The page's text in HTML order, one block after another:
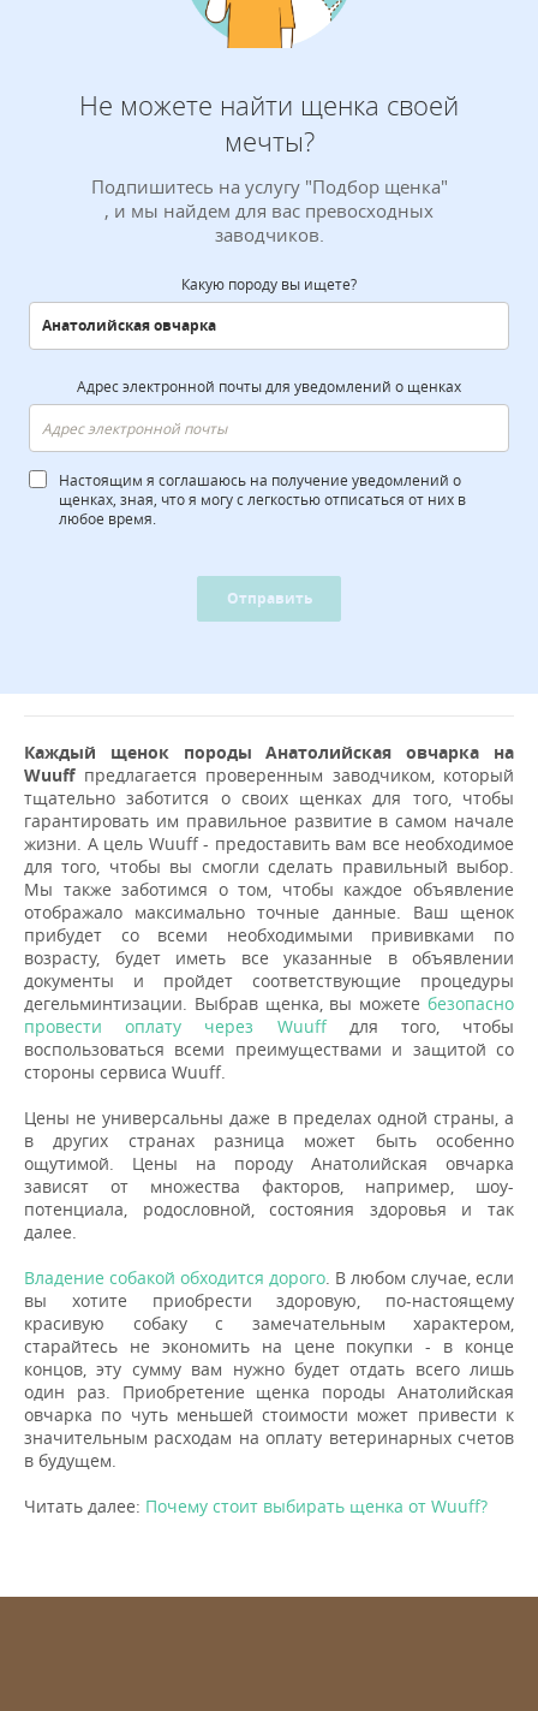
Не можете найти щенка своей
мечты?
Подпишитесь на услугу "Подбор щенка"
, и мы найдем для вас превосходных
заводчиков.
Какую породу вы ищете?
Адрес электронной почты для уведомлений о щенках
Настоящим я соглашаюсь на получение уведомлений о
щенках, зная, что я могу с легкостью отписаться от них в
любое время.
Отправить
Каждый щенок породы Анатолийская овчарка на
Wuuffпредлагается проверенным заводчиком, который
тщательно заботится о своих щенках для того, чтобы
гарантировать им правильное развитие в самом начале
жизни. А цель Wuuff - предоставить вам все необходимое
для того, чтобы вы смогли сделать правильный выбор.
Мы также заботимся о том, чтобы каждое объявление
отображало максимально точные данные. Ваш щенок
прибудет со всеми необходимыми прививками по
возрасту, будет иметь все указанные в объявлении
документы и пройдет соответствующие процедуры
дегельминтизации. Выбрав щенка, вы можете безопасно
провести оплату через Wuuffдля того, чтобы
воспользоваться всеми преимуществами и защитой со
стороны сервиса Wuuff.
Цены не универсальны даже в пределах одной страны, а
в других странах разница может быть особенно
ощутимой. Цены на породу Анатолийская овчарка
зависят от множества факторов, например, шоу-
потенциала, родословной, состояния здоровья и так
далее.
Владение собакой обходится дорого . В любом случае, если
вы хотите приобрести здоровую, по-настоящему
красивую собаку с замечательным характером,
старайтесь не экономить на цене покупки - в конце
концов, эту сумму вам нужно будет отдать всего лишь
один раз. Приобретение щенка породы Анатолийская
овчарка по чуть меньшей стоимости может привести к
значительным расходам на оплату ветеринарных счетов
в будущем.
Читать далее: Почему стоит выбирать щенка от Wuuff?